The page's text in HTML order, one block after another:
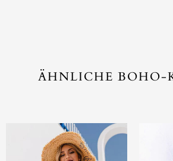
ÄHNLICHE BOHO-